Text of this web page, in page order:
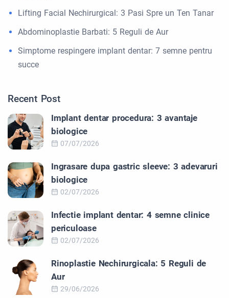
Lifting Facial Nechirurgical: 3 Pasi Spre un Ten Tanar
Abdominoplastie Barbati: 5 Reguli de Aur
Simptome respingere implant dentar: 7 semne pentru
succe
Recent Post
Implant dentar procedura: 3 avantaje
biologice
07/07/2026
Ingrasare dupa gastric sleeve: 3 adevaruri
biologice
02/07/2026
Infectie implant dentar: 4 semne clinice
periculoase
02/07/2026
Rinoplastie Nechirurgicala: 5 Reguli de
Aur
29/06/2026